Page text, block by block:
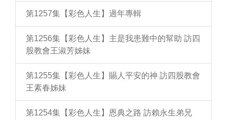
第1257集【彩色人生】過年專輯
第1256集【彩色人生】主是我患難中的幫助 訪四
股教會王淑芳姊妹
第1255集【彩色人生】賜人平安的神 訪四股教會
王素春姊妹
第1254集【彩色人生】恩典之路 訪賴永生弟兄